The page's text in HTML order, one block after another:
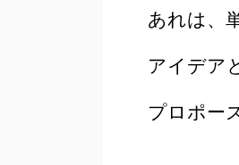
あれは、
アイデア
プロポー